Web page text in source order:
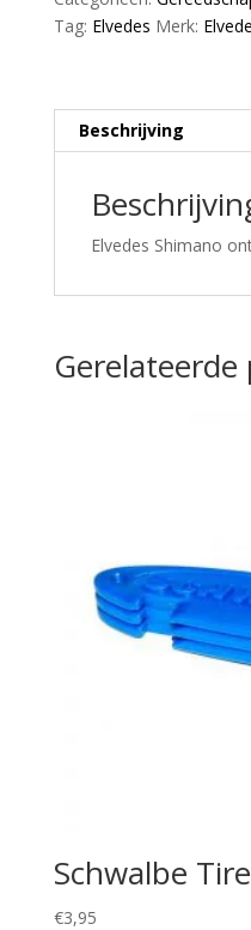
Tag: Elvedes Merk:
Beschrijving
Elvedes Shimano
Schwalbe
€3,95